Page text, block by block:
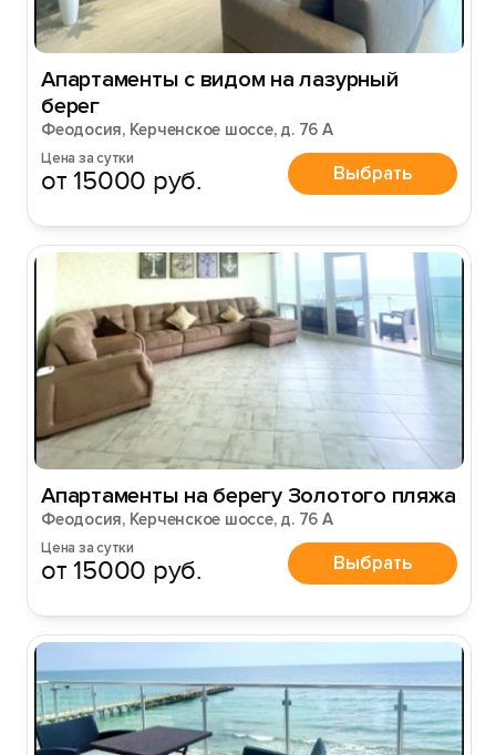
Апартаменты с видом на лазурный
берег
Феодосия, Керченское шоссе, д. 76 А
Цена за сутки
от 15000 руб. Выбрать
Апартаменты на берегу Золотого пляжа
Феодосия, Керченское шоссе, д. 76 А
Цена за сутки
от 15000 руб. Выбрать